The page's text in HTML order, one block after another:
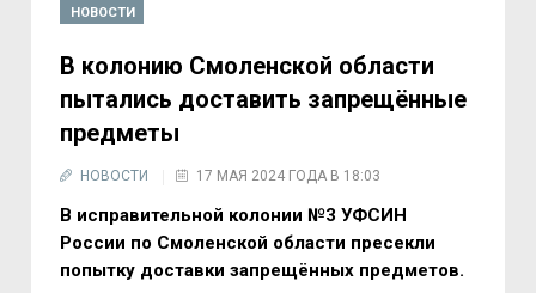
НОВОСТИ
В колонию Смоленской области
пытались доставить запрещённые
предметы
НОВОСТИ 17 МАЯ 2024 ГОДА В 18:03
В исправительной колонии №3 УФСИН
России по Смоленской области пресекли
попытку доставки запрещённых предметов.